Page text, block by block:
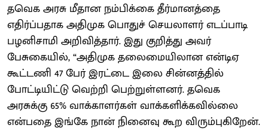
தவெக அரசு மீதான நம்பிக்கை தீர்மானத்தை
எதிர்ப்பதாக அதிமுக பொதுச் செயலாளர் எடப்பாடி
பழனிசாமி அறிவித்தார். இது குறித்து அவர்
பேசுகையில், “அதிமுக தலைமையிலான என்டிஏ
கூட்டணி 47 பேர் இரட்டை இலை சின்னத்தில்
போட்டியிட்டு வெற்றி பெற்றுள்ளனர். தவெக
அரசுக்கு 65% வாக்காளர்கள் வாக்களிக்கவில்லை
என்பதை இங்கே நான் நினைவு கூற விரும்புகிறேன்.